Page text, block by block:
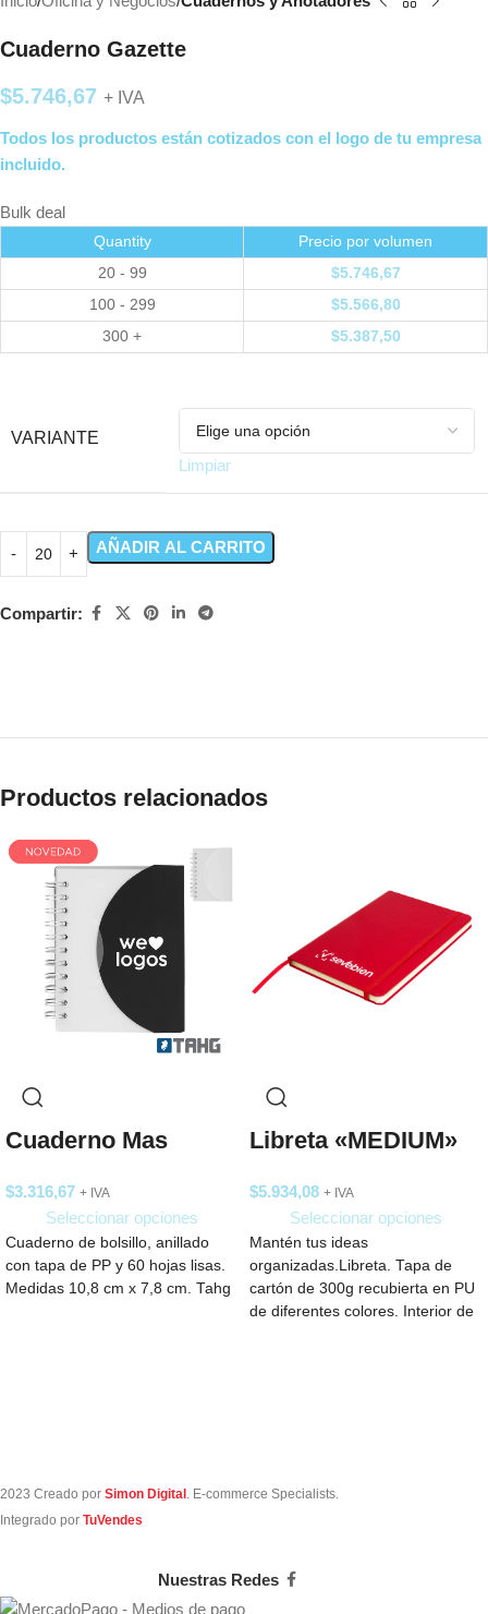
Cuaderno Gazette
$5.746,67 + IVA
Todos los productos están cotizados con el logo de tu empresa
incluido.
Bulk deal
Quantity
Precio por volumen
20 - 99
$5.746,67
100 - 299
$5.566,80
300 +
$5.387,50
VARIANTE
Limpiar
AÑADIR AL CARRITO
Compartir:
Productos relacionados
Cuaderno Mas
$3.316,67 + IVA
Seleccionar opciones
Cuaderno de bolsillo, anillado
con tapa de PP y 60 hojas lisas.
Medidas 10,8 cm x 7,8 cm. Tahg
Libreta «MEDIUM»
$5.934,08 + IVA
Seleccionar opciones
Mantén tus ideas
organizadas.Libreta. Tapa de
cartón de 300g recubierta en PU
de diferentes colores. Interior de
2023 Creado por Simon Digital . E-commerce Specialists.
Integrado por TuVendes
Nuestras Redes